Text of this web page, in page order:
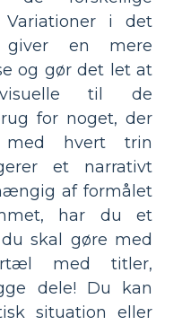
Variationer i det
giver en mere
og gør det let at
til de
for noget, der
med hvert trin
et narrativt
af formålet
har du et
skal gøre med
med titler,
dele! Du kan
situation eller